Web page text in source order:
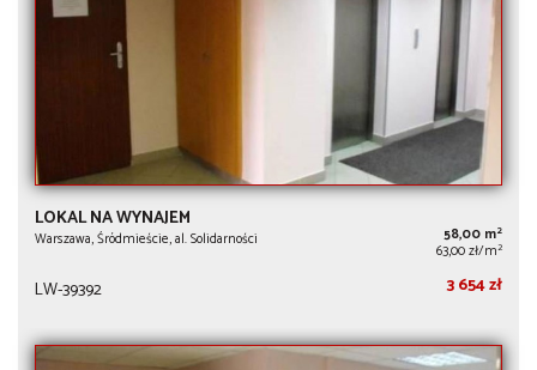
LOKAL NA WYNAJEM
Warszawa, Śródmieście, al. Solidarności 58,00 m2
63,00 zł/m2
LW-39392 3 654 zł